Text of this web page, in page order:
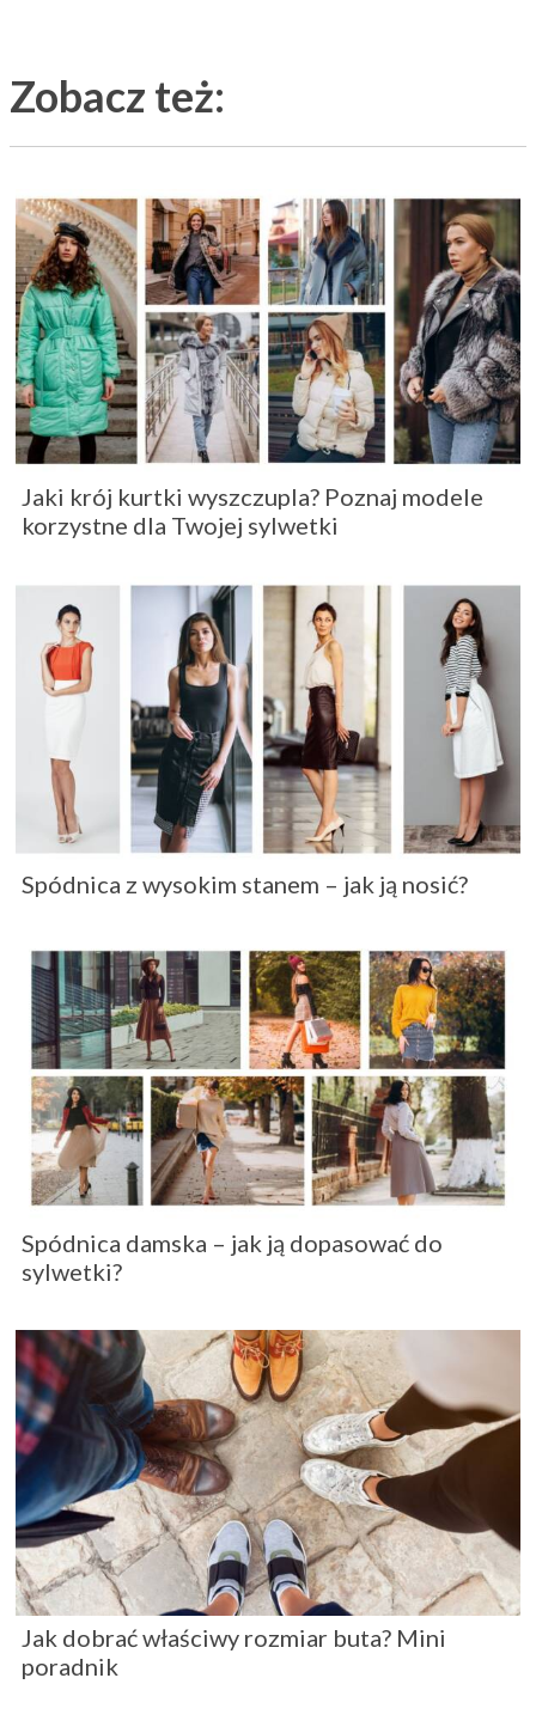
Zobacz też:
Jaki krój kurtki wyszczupla? Poznaj modele
korzystne dla Twojej sylwetki
Spódnica z wysokim stanem – jak ją nosić?
Spódnica damska – jak ją dopasować do
sylwetki?
Jak dobrać właściwy rozmiar buta? Mini
poradnik